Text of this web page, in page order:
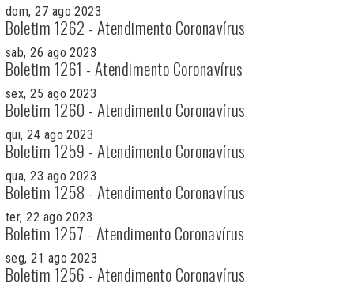
dom, 27 ago 2023
Boletim 1262 - Atendimento Coronavírus
sab, 26 ago 2023
Boletim 1261 - Atendimento Coronavírus
sex, 25 ago 2023
Boletim 1260 - Atendimento Coronavírus
qui, 24 ago 2023
Boletim 1259 - Atendimento Coronavírus
qua, 23 ago 2023
Boletim 1258 - Atendimento Coronavírus
ter, 22 ago 2023
Boletim 1257 - Atendimento Coronavírus
seg, 21 ago 2023
Boletim 1256 - Atendimento Coronavírus